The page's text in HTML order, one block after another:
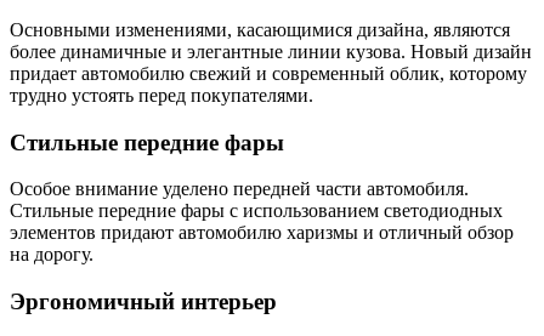
Основными изменениями, касающимися дизайна, являются
более динамичные и элегантные линии кузова. Новый дизайн
придает автомобилю свежий и современный облик, которому
трудно устоять перед покупателями.
Стильные передние фары
Особое внимание уделено передней части автомобиля.
Стильные передние фары с использованием светодиодных
элементов придают автомобилю харизмы и отличный обзор
на дорогу.
Эргономичный интерьер